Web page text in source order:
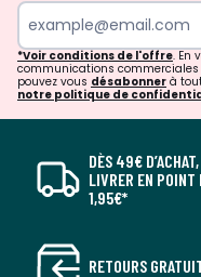
*Voir conditions de l'offre. En
communications commerciales
pouvez vous désabonner à
notre politique de
DÈS 49€
LIVRER EN POINT
1,95€*
RETOURS